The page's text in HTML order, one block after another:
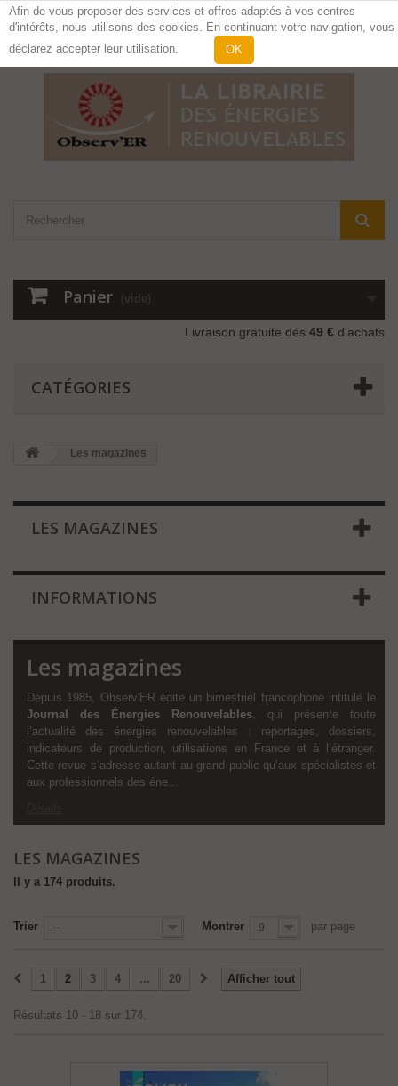
Contactez-nous
Panier (vide)
Livraison gratuite dès 49 € d'achats
CATÉGORIES
Les magazines
LES MAGAZINES
INFORMATIONS
Les magazines
Depuis 1985, Observ'ER édite un bimestriel francophone intitulé le
Journal des Énergies Renouvelables, qui présente toute
l’actualité des énergies renouvelables : reportages, dossiers,
indicateurs de production, utilisations en France et à l’étranger.
Cette revue s’adresse autant au grand public qu’aux spécialistes et
aux professionnels des éne...
LES MAGAZINES
Il y a 174 produits.
Trier -- Montrer 9 par page
Afficher tout
1 2 3 4 ... 20
Résultats 10 - 18 sur 174.
Afin de vous proposer des services et offres adaptés à vos centres
d'intérêts, nous utilisons des cookies. En continuant votre navigation, vous
déclarez accepter leur utilisation.
OK